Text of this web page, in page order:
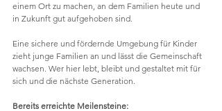
einem Ort zu machen, an dem Familien heute und
in Zukunft gut aufgehoben sind.
Eine sichere und fördernde Umgebung für Kinder
zieht junge Familien an und lässt die Gemeinschaft
wachsen. Wer hier lebt, bleibt und gestaltet mit für
sich und die nächste Generation.
Bereits erreichte Meilensteine: